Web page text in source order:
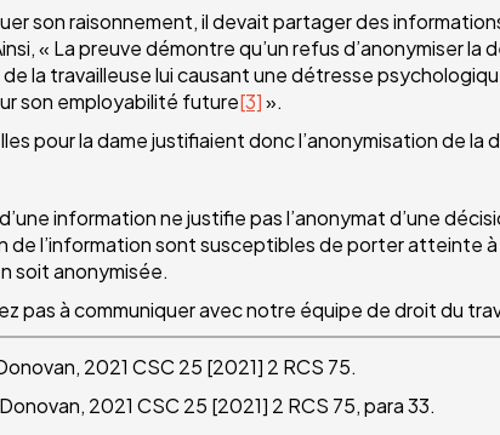
son raisonnement, il devait partager des
« La preuve démontre qu’un refus d’anonymiser
la travailleuse lui causant une détresse
son employabilité future[3]».
pour la dame justifiaient donc l’anonymisation de la
information ne justifie pas l’anonymat d’une
de l’information sont susceptibles de porter atteinte à
soit anonymisée.
pas à communiquer avec notre équipe de droit du
2021 CSC 25 [2021] 2 RCS 75.
2021 CSC 25 [2021] 2 RCS 75, para 33.